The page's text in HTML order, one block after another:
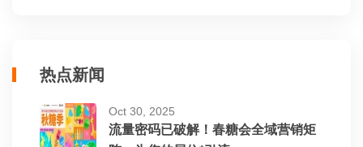
热点新闻
Oct 30, 2025
流量密码已破解！春糖会全域营销矩